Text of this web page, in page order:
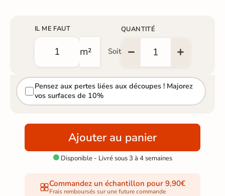
IL ME FAUT
m² Soit
QUANTITÉ
Pensez aux pertes liées aux découpes ! Majorez
vos surfaces de 10%
Ajouter au panier
Disponible - Livré sous 3 à 4 semaines
Commandez un échantillon pour 9,90€
Frais remboursés sur une future commande